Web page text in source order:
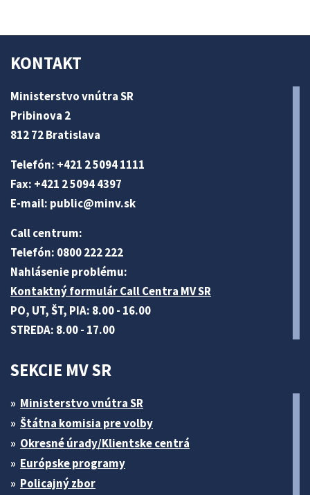
KONTAKT
Ministerstvo vnútra SR
Pribinova 2
812 72 Bratislava
Telefón: +421 2 5094 1111
Fax: +421 2 5094 4397
E-mail: public@minv.sk
Call centrum:
Telefón: 0800 222 222
Nahlásenie problému:
Kontaktný formulár Call Centra MV SR
PO, UT, ŠT, PIA: 8.00 - 16.00
STREDA: 8.00 - 17.00
SEKCIE MV SR
Ministerstvo vnútra SR
Štátna komisia pre volby
Okresné úrady/Klientske centrá
Európske programy
Policajný zbor